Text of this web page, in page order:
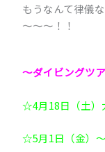
もうなんて律儀
～～～！！
～ダイビングツ
☆4月18日（土）
☆5月1日（金）